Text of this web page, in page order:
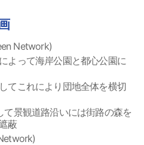
Network)
よって海岸公園と都心公園に
てこれにより団地全体を横切
景観道路沿いには街路の森を
蔽